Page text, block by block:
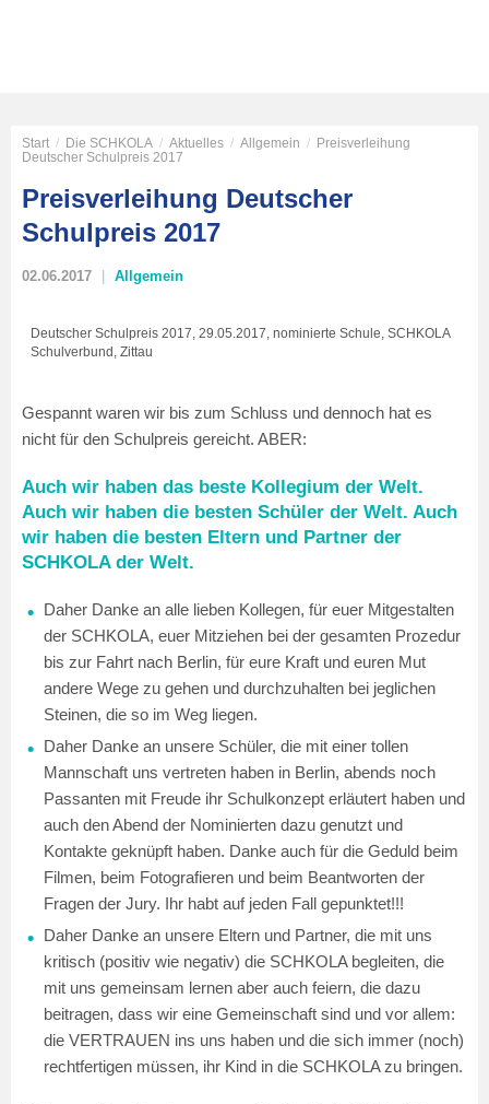
Start / Die SCHKOLA / Aktuelles / Allgemein / Preisverleihung
Deutscher Schulpreis 2017
Preisverleihung Deutscher
Schulpreis 2017
02.06.2017 Allgemein
Deutscher Schulpreis 2017, 29.05.2017, nominierte Schule, SCHKOLA
Schulverbund, Zittau
Gespannt waren wir bis zum Schluss und dennoch hat es
nicht für den Schulpreis gereicht. ABER:
Auch wir haben das beste Kollegium der Welt.
Auch wir haben die besten Schüler der Welt. Auch
wir haben die besten Eltern und Partner der
SCHKOLA der Welt.
Daher Danke an alle lieben Kollegen, für euer Mitgestalten
der SCHKOLA, euer Mitziehen bei der gesamten Prozedur
bis zur Fahrt nach Berlin, für eure Kraft und euren Mut
andere Wege zu gehen und durchzuhalten bei jeglichen
Steinen, die so im Weg liegen.
Daher Danke an unsere Schüler, die mit einer tollen
Mannschaft uns vertreten haben in Berlin, abends noch
Passanten mit Freude ihr Schulkonzept erläutert haben und
auch den Abend der Nominierten dazu genutzt und
Kontakte geknüpft haben. Danke auch für die Geduld beim
Filmen, beim Fotografieren und beim Beantworten der
Fragen der Jury. Ihr habt auf jeden Fall gepunktet!!!
Daher Danke an unsere Eltern und Partner, die mit uns
kritisch (positiv wie negativ) die SCHKOLA begleiten, die
mit uns gemeinsam lernen aber auch feiern, die dazu
beitragen, dass wir eine Gemeinschaft sind und vor allem:
die VERTRAUEN ins uns haben und die sich immer (noch)
rechtfertigen müssen, ihr Kind in die SCHKOLA zu bringen.